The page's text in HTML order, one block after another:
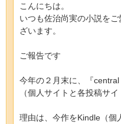
こんにちは。
いつも佐治尚実の小説を
ざいます。
ご報告です
今年の２月末に、『
（個人サイトと各投稿サ
理由は、今作をKindle（個